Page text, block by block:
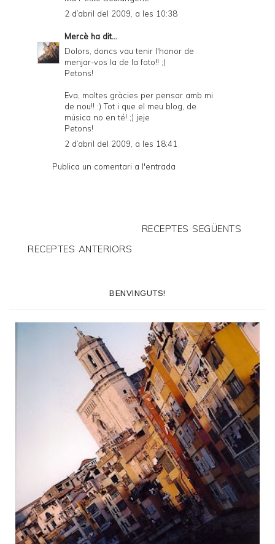
2 d’abril del 2009, a les 10:38
Mercè ha dit...
Dolors, doncs vau tenir l'honor de
menjar-vos la de la foto!! ;)
Petons!
Eva, moltes gràcies per pensar amb mi
de nou!! :) Tot i que el meu blog, de
música no en té! ;) jeje
Petons!
2 d’abril del 2009, a les 18:41
Publica un comentari a l'entrada
RECEPTES SEGÜENTS
RECEPTES ANTERIORS
BENVINGUTS!